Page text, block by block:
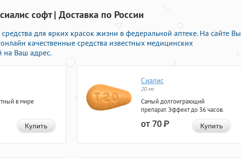
софт | Доставка по России
для ярких красок жизни в федеральной аптеке. На сайте Вы
качественные средства известных медицинских
на Ваш адрес.
в мире
Купить
Сиалис
20 мг
Самый долгоиграющий
препарат. Эффект до 36 часов.
от 70Р Купить